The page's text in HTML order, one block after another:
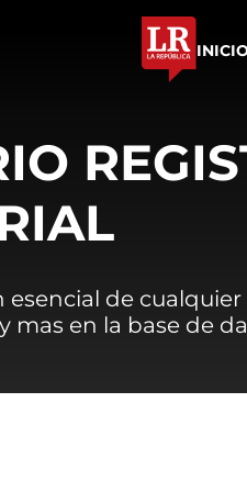
esencial de
mas en la base de